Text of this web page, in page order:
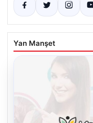
Yan Manşet